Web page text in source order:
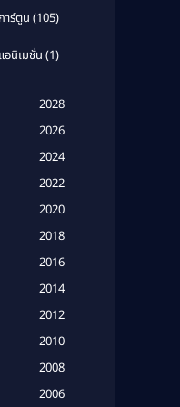
ร์ตูน(105)
นิเมชั่น (1)
(120)
Story สร้างจาก
Story เรื่องจริง
Story เรื่องจริง
(6)
2028
2026
2024
2022
2020
2018
2016
2014
2012
2010
2008
2006